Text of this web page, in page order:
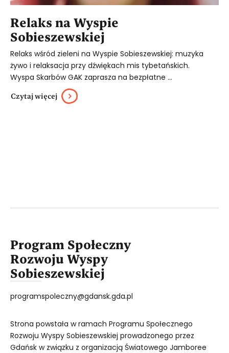
Relaks na Wyspie
Sobieszewskiej
Relaks wśród zieleni na Wyspie Sobieszewskiej: muzyka
żywo i relaksacja przy dźwiękach mis tybetańskich.
Wyspa Skarbów GAK zaprasza na bezpłatne ...
Czytaj więcej
Program Społeczny
Rozwoju Wyspy
Sobieszewskiej
programspoleczny@gdansk.gda.pl
Strona powstała w ramach Programu Społecznego
Rozwoju Wyspy Sobieszewskiej prowadzonego przez
Gdańsk w związku z organizacją Światowego Jamboree